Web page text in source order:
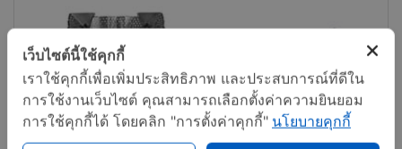
เว็บไซต์นี้ใช้คุกกี้
เราใช้คุกกี้เพื่อเพิ่มประสิทธิภาพ และประสบการณ์ที่ดีใน
การใช้งานเว็บไซต์ คุณสามารถเลือกตั้งค่าความยินยอม
การใช้คุกกี้ได้ โดยคลิก "การตั้งค่าคุกกี้" นโยบายคุกกี้